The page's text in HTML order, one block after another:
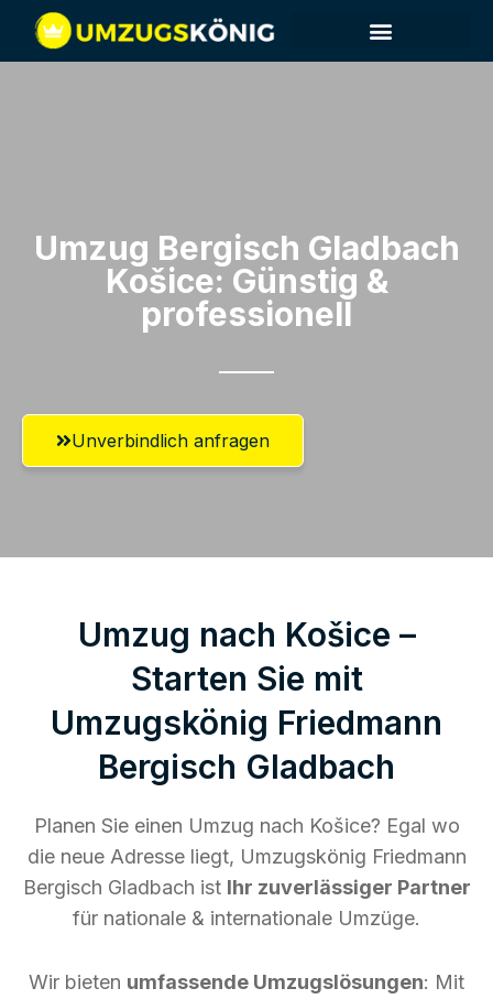
Umzug Bergisch Gladbach​
Košice: Günstig &
professionell​
Unverbindlich anfragen
Umzug nach Košice –
Starten Sie mit
Umzugskönig Friedmann
Bergisch Gladbach
Planen Sie einen Umzug nach Košice? Egal wo
die neue Adresse liegt, Umzugskönig Friedmann
Bergisch Gladbach ist Ihr zuverlässiger Partner
für nationale & internationale Umzüge.
Wir bieten umfassende Umzugslösungen: Mit